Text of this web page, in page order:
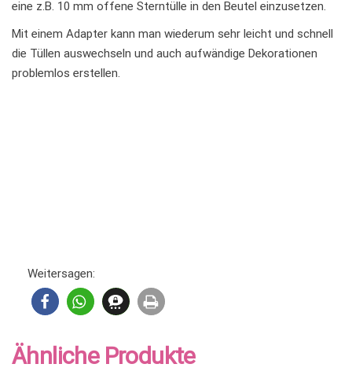
eine z.B. 10 mm offene Sterntülle in den Beutel einzusetzen.
Mit einem Adapter kann man wiederum sehr leicht und schnell
die Tüllen auswechseln und auch aufwändige Dekorationen
problemlos erstellen.
Weitersagen:
Ähnliche Produkte